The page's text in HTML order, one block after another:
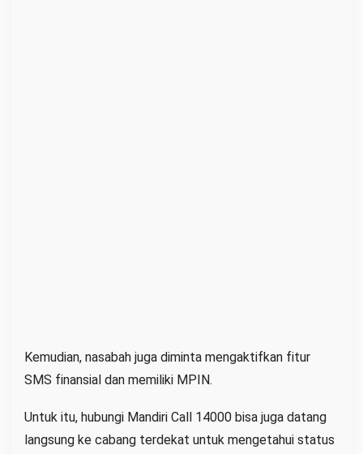
Kemudian, nasabah juga diminta mengaktifkan fitur
SMS finansial dan memiliki MPIN.
Untuk itu, hubungi Mandiri Call 14000 bisa juga datang
langsung ke cabang terdekat untuk mengetahui status